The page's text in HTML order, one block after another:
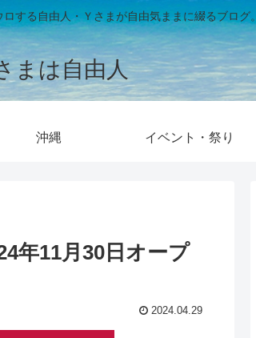
する自由人・Ｙさまが自由気ままに綴るブログ。
まは自由人
沖縄 イベント・祭り
年11月30日オープ
2024.04.29